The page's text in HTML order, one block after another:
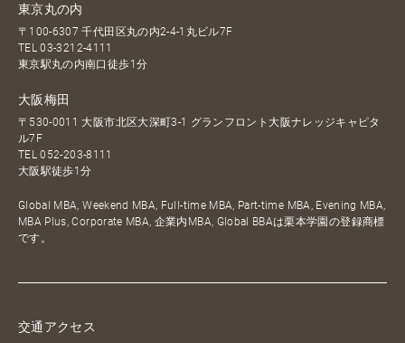
東京丸の内
〒100-6307 千代田区丸の内2-4-1丸ビル7F
TEL03-3212-4111
東京駅丸の内南口徒歩1分
大阪梅田
〒530-0011 大阪市北区大深町3-1 グランフロント大阪ナレッジキャピタ
ル7F
TEL052-203-8111
大阪駅徒歩1分
Global MBA, Weekend MBA, Full-time MBA, Part-time MBA, Evening MBA,
MBA Plus, Corporate MBA, 企業内MBA, Global BBAは栗本学園の登録商標
です。
交通アクセス